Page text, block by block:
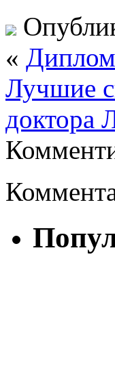
«
Лучшие
доктора